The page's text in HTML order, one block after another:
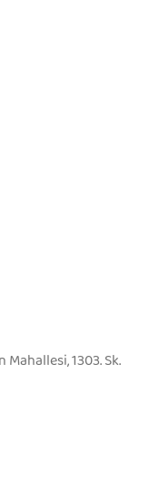
Mahallesi, 1303. Sk.